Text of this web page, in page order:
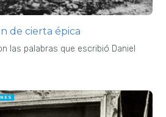
de cierta épica
las palabras que escribió Daniel